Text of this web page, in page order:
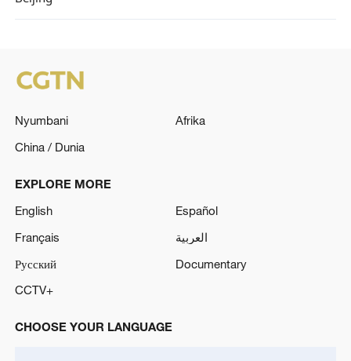
Nyumbani
Afrika
China / Dunia
EXPLORE MORE
English
Español
Français
العربية
Русский
Documentary
CCTV+
CHOOSE YOUR LANGUAGE